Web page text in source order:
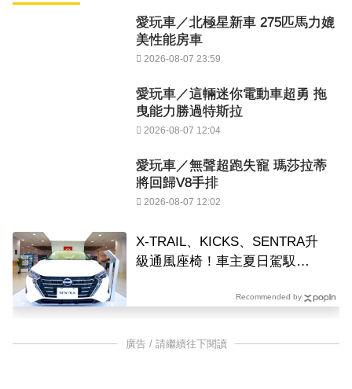
愛玩車／北極星新車 275匹馬力媲
美性能房車
2026-08-07 23:59
愛玩車／這輛迷你電動車超勇 拖
曳能力勝過特斯拉
2026-08-07 12:04
愛玩車／無聲超跑失寵 瑪莎拉蒂
將回歸V8手排
2026-08-07 12:02
X-TRAIL、KICKS、SENTRA升
級通風座椅！車主夏日駕馭更
Recommended by
廣告 / 請繼續往下閱讀